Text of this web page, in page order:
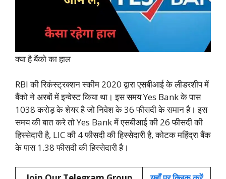
क्या है बैंको का हाल
RBI की रिकंस्ट्रक्शन स्कीम 2020 द्वारा एसबीआई के लीडरशीप में
बैंको ने अरबों में इन्वेस्ट किया था। इस समय Yes Bank के पास
1038 करोड़ के शेयर है जो निवेश के 36 फीसदी के समान है। इस
समय की बात करे तो Yes Bank में एसबीआई की 26 फीसदी की
हिस्सेदारी है, LIC की 4 फीसदी की हिस्सेदारी है, कोटक महिंद्रा बैंक
के पास 1.38 फीसदी की हिस्सेदारी है।